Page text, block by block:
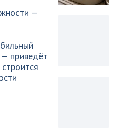
—
приведёт